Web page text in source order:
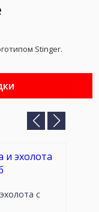
Предыдущий
слайдслайд
с
Stinger.